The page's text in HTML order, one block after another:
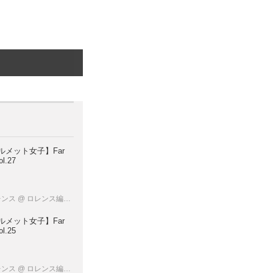
メット女子】Far
ス @ ロレンス編集部
メット女子】Far
ス @ ロレンス編集部